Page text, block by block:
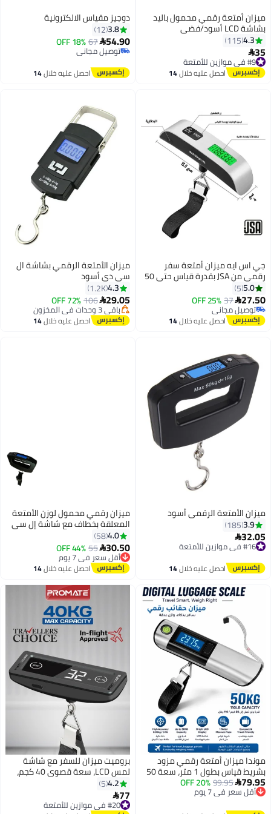
ميزان أمتعة رقمي محمول باليد
بشاشة LCD أسود/فضي
4.3
115
35#9 في موازين للأمتعة
توصيل مجاني
باقي 10 وحدات في المخزون احصل عليه خلال14
دوجيز مقياس الالكترونية
3.8
12
54.90
67
18% OFF
توصيل مجاني
توصيل مجاني
احصل عليه خلال14
جي اس ايه ميزان أمتعة سفر
رقمي من JSA بقدرة قياس حتى 50
كغ، تصميم محمول بدقة عالية مع
شاشة واضحة لقياس وزن الحقائب
أثناء السفر
5.0
5
27.50
37
25% OFF
توصيل مجاني
توصيل مجانياحصل عليه خلال14
ميزان الأمتعة الرقمي بشاشة ال
سي دي أسود
4.3
1.2K
29.05
106
72% OFF
#4 في موازين للأمتعة
توصيل مجاني
باقي 3 وحدات في المخزون
#4 في موازين للأمتعة
احصل عليه خلال14
ميزان الأمتعة الرقمي أسود
3.9
185
32.05
#16 في موازين للأمتعة
توصيل مجاني
#16 في موازين للأمتعة
احصل عليه خلال14
ميزان رقمي محمول لوزن الأمتعة
المعلقة بخطاف مع شاشة إل سي
دي إلكترونية أسود
4.0
58
30.50
55
44% OFF
أقل سعر في 7 يوم
توصيل مجاني
أقل سعر في 7 يوماحصل عليه خلال14
موندا ميزان أمتعة رقمي مزود
بشريط قياس بطول 1 متر، سعة 50
كجم (بوحدات: كجم، رطل، أونصة)،
جهاز قياس وزن عالي الدقة للسفر،
79.95
99.95
20% OFFأقل سعر في 7 يوم
توصيل مجاني
بروميت ميزان للسفر مع شاشة
لمس LCD، سعة قصوى 40 كجم،
ميزان رقمي صغير لوزن الحقائب،
وحدات كجم/رطل، قراءة تلقائية،
عمر بطارية طويل، حزام من البولي
4.2
5
77#20 في موازين للأمتعة
توصيل مجاني